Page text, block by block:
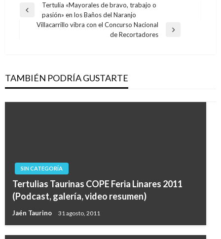
Navegación
Entrada
anterior
Tertulia «Mayorales de bravo, trabajo o
pasión» en los Baños del Naranjo
Villacarrillo vibra con el Concurso Nacional
de Recortadores
TAMBIÉN PODRÍA GUSTARTE
SIN CATEGORÍA
Tertulias Taurinas COPE Feria Linares 2011
(Podcast, galería, video resumen)
Jaén Taurino 31 agosto, 2011